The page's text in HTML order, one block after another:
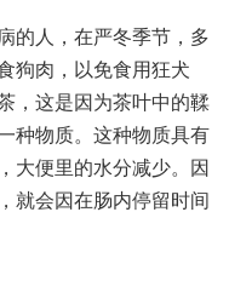
的人，在严冬季节，多
狗肉，以免食用狂犬
，这是因为茶叶中的鞣
种物质。这种物质具有
大便里的水分减少。因
就会因在肠内停留时间